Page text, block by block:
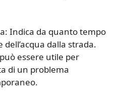
Indica da quanto tempo
dell’acqua dalla strada.
essere utile per
di un problema